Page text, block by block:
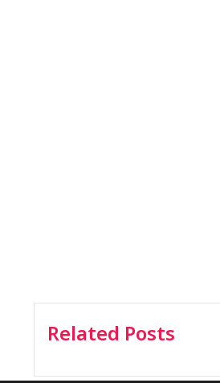
Related Posts